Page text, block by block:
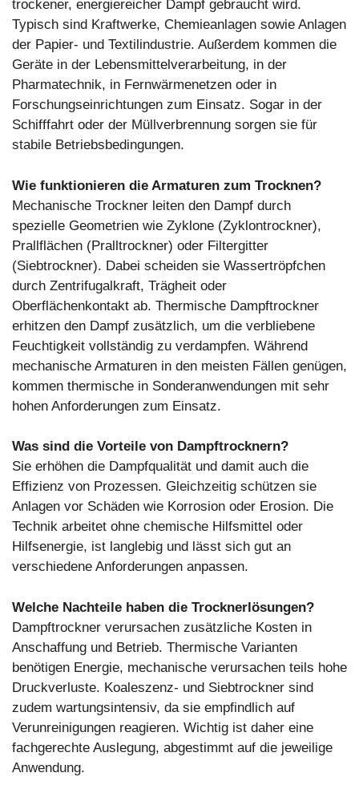
trockener, energiereicher Dampf gebraucht wird.
Typisch sind Kraftwerke, Chemieanlagen sowie Anlagen
der Papier- und Textilindustrie. Außerdem kommen die
Geräte in der Lebensmittelverarbeitung, in der
Pharmatechnik, in Fernwärmenetzen oder in
Forschungseinrichtungen zum Einsatz. Sogar in der
Schifffahrt oder der Müllverbrennung sorgen sie für
stabile Betriebsbedingungen.
Wie funktionieren die Armaturen zum Trocknen?
Mechanische Trockner leiten den Dampf durch
spezielle Geometrien wie Zyklone (Zyklontrockner),
Prallflächen (Pralltrockner) oder Filtergitter
(Siebtrockner). Dabei scheiden sie Wassertröpfchen
durch Zentrifugalkraft, Trägheit oder
Oberflächenkontakt ab. Thermische Dampftrockner
erhitzen den Dampf zusätzlich, um die verbliebene
Feuchtigkeit vollständig zu verdampfen. Während
mechanische Armaturen in den meisten Fällen genügen,
kommen thermische in Sonderanwendungen mit sehr
hohen Anforderungen zum Einsatz.
Was sind die Vorteile von Dampftrocknern?
Sie erhöhen die Dampfqualität und damit auch die
Effizienz von Prozessen. Gleichzeitig schützen sie
Anlagen vor Schäden wie Korrosion oder Erosion. Die
Technik arbeitet ohne chemische Hilfsmittel oder
Hilfsenergie, ist langlebig und lässt sich gut an
verschiedene Anforderungen anpassen.
Welche Nachteile haben die Trocknerlösungen?
Dampftrockner verursachen zusätzliche Kosten in
Anschaffung und Betrieb. Thermische Varianten
benötigen Energie, mechanische verursachen teils hohe
Druckverluste. Koaleszenz- und Siebtrockner sind
zudem wartungsintensiv, da sie empfindlich auf
Verunreinigungen reagieren. Wichtig ist daher eine
fachgerechte Auslegung, abgestimmt auf die jeweilige
Anwendung.